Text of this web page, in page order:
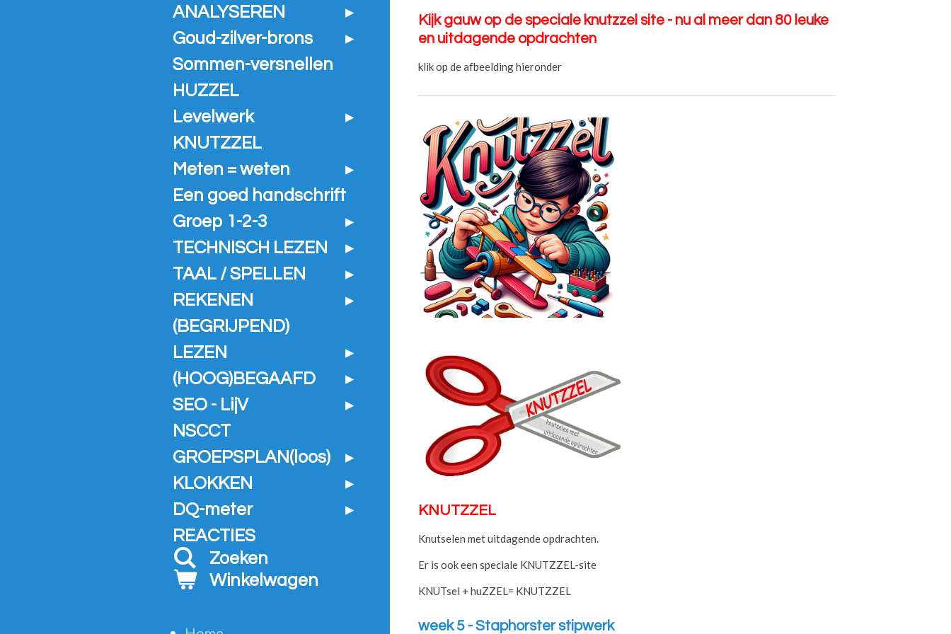
Kijk gauw op de speciale knutzzel site - nu al meer dan 80 leuke
en uitdagende opdrachten
klik op de afbeelding hieronder
KNUTZZEL
Knutselen met uitdagende opdrachten.
Er is ook een speciale KNUTZZEL-site
KNUTsel + huZZEL= KNUTZZEL
week 5 - Staphorster stipwerk
ANALYSEREN
Goud-zilver-brons
Sommen-versnellen
HUZZEL
Levelwerk
KNUTZZEL
Meten = weten
Een goed handschrift
Groep 1-2-3
TECHNISCH LEZEN
TAAL / SPELLEN
REKENEN
(BEGRIJPEND)
LEZEN
(HOOG)BEGAAFD
SEO - LijV
NSCCT
GROEPSPLAN(loos)
KLOKKEN
DQ-meter
REACTIES
Zoeken
Winkelwagen